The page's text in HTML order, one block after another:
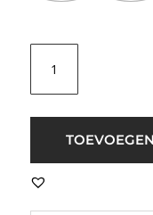
Mace
T-
Shirt